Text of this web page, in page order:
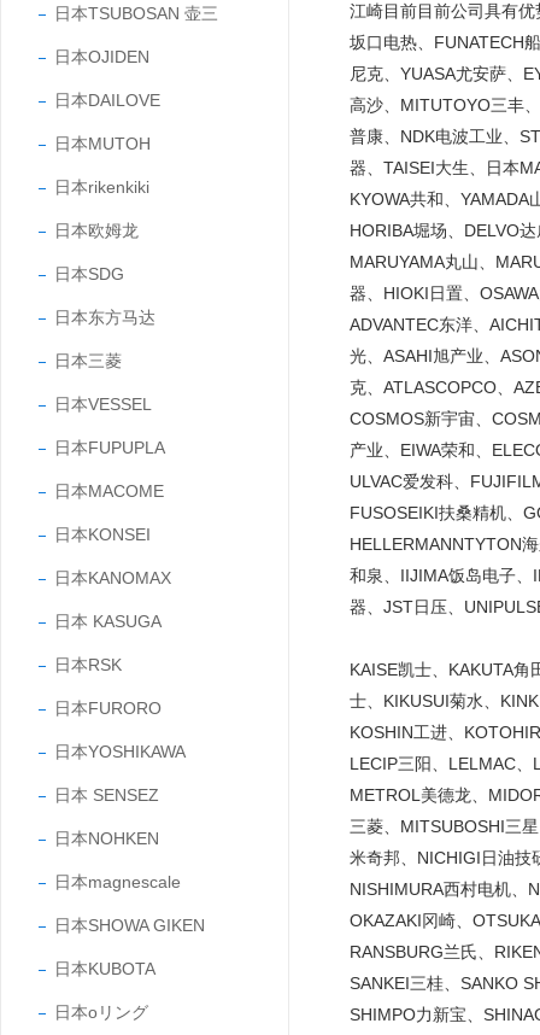
日本TSUBOSAN 壶三
日本OJIDEN
日本DAILOVE
日本MUTOH
日本rikenkiki
日本欧姆龙
日本SDG
日本东方马达
日本三菱
日本VESSEL
日本FUPUPLA
日本MACOME
日本KONSEI
日本KANOMAX
日本 KASUGA
日本RSK
日本FURORO
日本YOSHIKAWA
日本 SENSEZ
日本NOHKEN
日本magnescale
日本SHOWA GIKEN
日本KUBOTA
日本oリング
江崎目前目前公司具有
坂口电热、FUNATECH
尼克、YUASA尤安萨、
高沙、MITUTOYO三丰
普康、NDK电波工业、
器、TAISEI大生、日本
KYOWA共和、YAMADA
HORIBA堀场、DELVO
MARUYAMA丸山、
器、HIOKI日置、
ADVANTEC东洋、
光、ASAHI旭产业、
克、ATLASCOPCO、
COSMOS新宇宙、
产业、EIWA荣和、
ULVAC爱发科、
FUSOSEIKI扶桑精机、
HELLERMANNTYTON
和泉、IIJIMA饭岛电子、
器、JST日压、
KAISE凯士、KAKUTA
士、KIKUSUI菊水、
KOSHIN工进、
LECIP三阳、LELMAC
METROL美德龙、
三菱、MITSUBOSHI三
米奇邦、NICHIGI日油技
NISHIMURA西村电机、
OKAZAKI冈崎、
RANSBURG兰氏、
SANKEI三桂、SANKO
SHIMPO力新宝、